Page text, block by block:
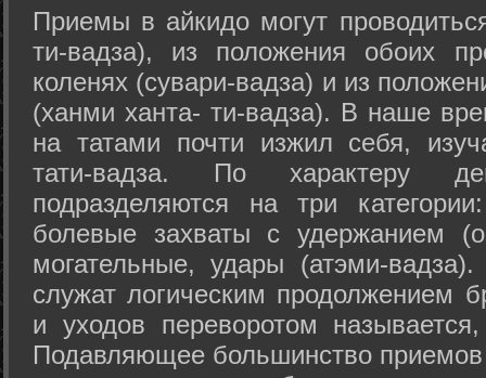
Приемы в айкидо могут
ти-вадза), из положения обоих
коленях (сувари-вадза) и из
(ханми ханта- ти-вадза). В наше
на татами почти изжил себя,
тати-вадза. По характеру
подразделяются на три
болевые захваты с удержанием
могательные, удары (атэми-
служат логическим продолжением
и уходов переворотом
Подавляющее большинство